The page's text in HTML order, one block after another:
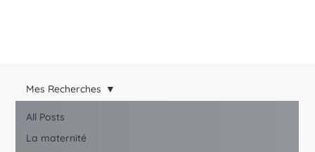
All Posts
La maternité
Mes Recherches